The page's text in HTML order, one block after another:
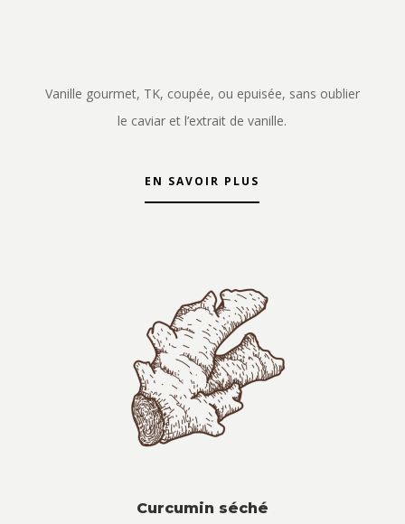
Vanille gourmet, TK, coupée, ou epuisée, sans oublier
le caviar et l’extrait de vanille.
EN SAVOIR PLUS
Curcumin séché